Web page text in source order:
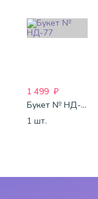
1 499 ₽
Букет № НД-77
1 шт.